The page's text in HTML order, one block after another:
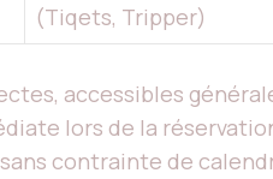
(Tiqets, Tripper)
accessibles
lors de la
contrainte de